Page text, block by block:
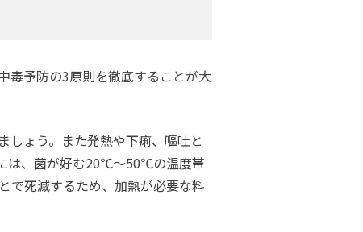
毒予防の3原則を徹底することが大
しょう。また発熱や下痢、嘔吐と
は、菌が好む20℃～50℃の温度帯
で死滅するため、加熱が必要な料